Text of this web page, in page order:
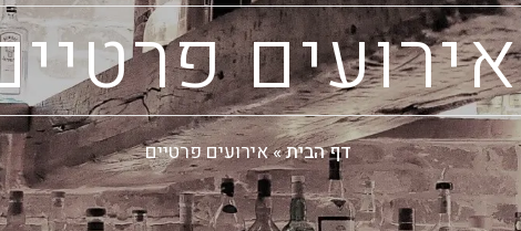
אירועים
דף הבית»אירועים פרטיים